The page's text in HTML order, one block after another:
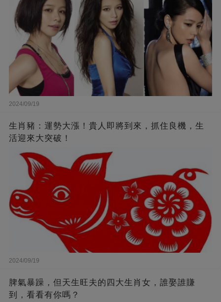
2024/09/19
生肖豬：運勢大漲！貴人即將到來，抓住良機，生
活迎來大突破！
2024/09/19
脾氣暴躁，但天生旺夫的四大生肖女，誰娶誰賺
到，看看有你嗎？